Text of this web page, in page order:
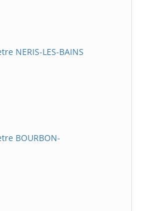
NERIS-LES-BAINS
BOURBON-